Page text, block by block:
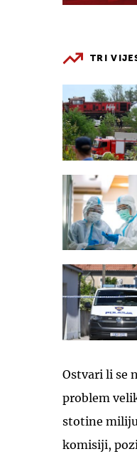
TRI
Ostvari li se
problem
stotine
komisiji,